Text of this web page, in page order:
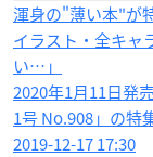
渾身の"薄い本"が
イラスト・全キャ
い…」
2020年1月11日発
1号 No.908」の
2019-12-17 17:30